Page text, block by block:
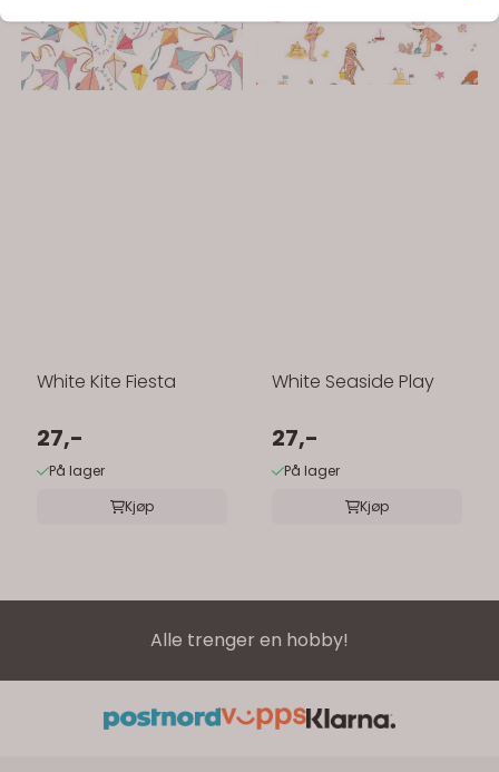
White Kite Fiesta
27,-
På lager
Kjøp
White Seaside Play
27,-
På lager
Kjøp
Alle trenger en hobby!